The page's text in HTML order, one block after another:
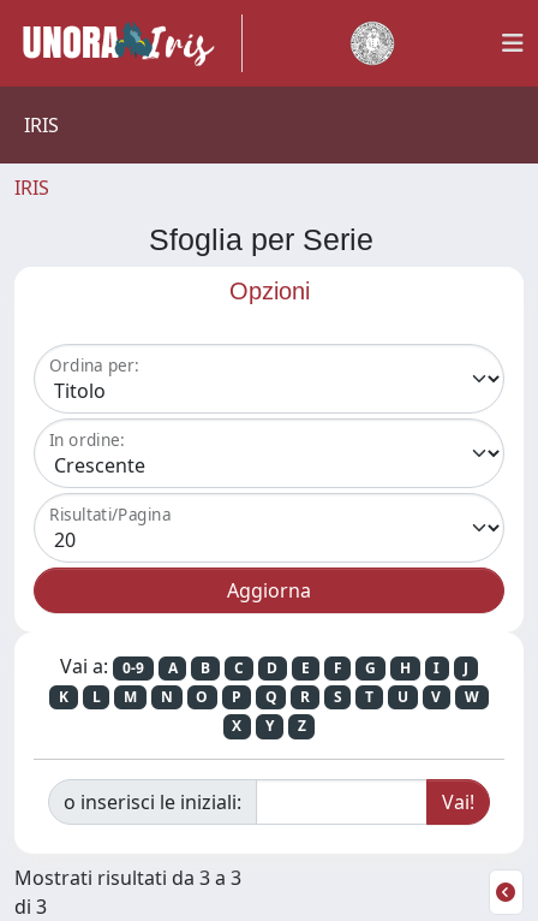
IRIS
IRIS
Sfoglia per Serie
Opzioni
Ordina per:
In ordine:
Risultati/Pagina
Vai a: 0-9 A B C D E F G H I
J
K
L M N O P Q R S T U V
W
X
Y Z
o inserisci le iniziali:
Mostrati risultati da 3 a 3
di 3